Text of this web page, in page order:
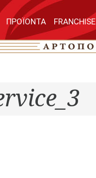
ΠΡΟΪΟΝΤΑ FRANCHISE